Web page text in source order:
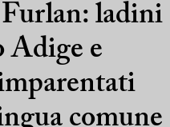
ladini
Adige e
comune